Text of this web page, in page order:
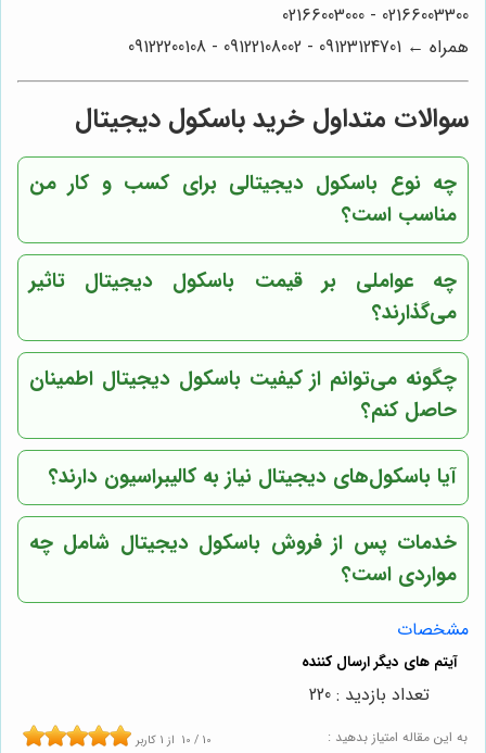
02166003300 - 02166003000
همراه ← 09123124701 - 09122108002 - 09122200108
سوالات متداول خرید باسکول دیجیتال
چه نوع باسکول دیجیتالی برای کسب و کار من
مناسب است؟
چه عواملی بر قیمت باسکول دیجیتال تاثیر
می‌گذارند؟
چگونه می‌توانم از کیفیت باسکول دیجیتال اطمینان
حاصل کنم؟
آیا باسکول‌های دیجیتال نیاز به کالیبراسیون دارند؟
خدمات پس از فروش باسکول دیجیتال شامل چه
مواردی است؟
مشخصات
به این مقاله امتیاز بدهید : 10 / 10 از1 کاربر
تعداد بازدید : 220